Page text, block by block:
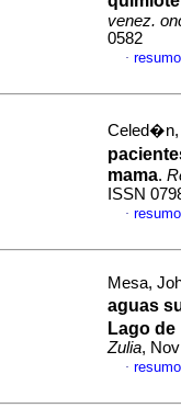
venez.
0582
·
Celed�n,
mama.
ISSN
·
Mesa,
aguas
Lago de
Zulia,
·